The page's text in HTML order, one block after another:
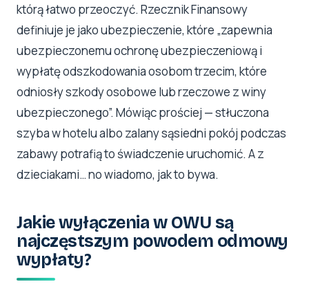
którą łatwo przeoczyć. Rzecznik Finansowy
definiuje je jako ubezpieczenie, które „zapewnia
ubezpieczonemu ochronę ubezpieczeniową i
wypłatę odszkodowania osobom trzecim, które
odniosły szkody osobowe lub rzeczowe z winy
ubezpieczonego”. Mówiąc prościej — stłuczona
szyba w hotelu albo zalany sąsiedni pokój podczas
zabawy potrafią to świadczenie uruchomić. A z
dzieciakami… no wiadomo, jak to bywa.
Jakie wyłączenia w OWU są
najczęstszym powodem odmowy
wypłaty?